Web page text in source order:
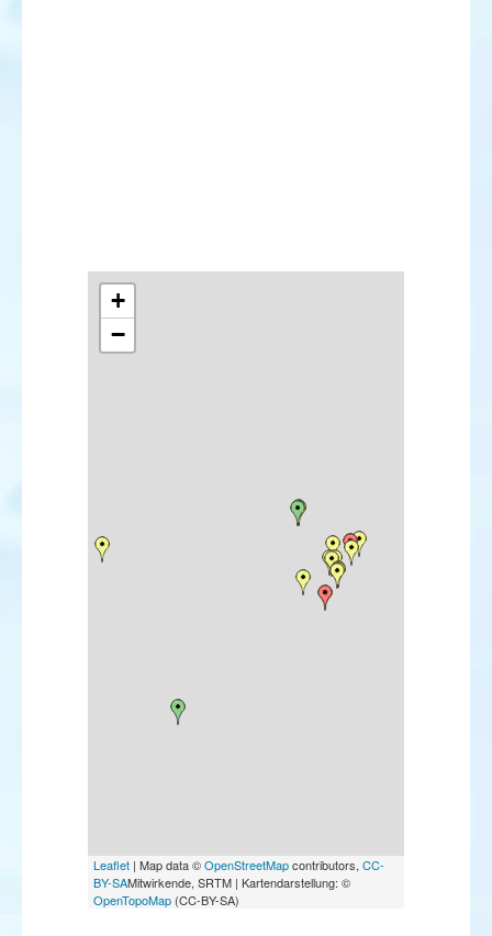
+
−
Leaflet | Map data ©OpenStreetMapcontributors, CC-
BY-SAMitwirkende, SRTM | Kartendarstellung: ©
OpenTopoMap (CC-BY-SA)